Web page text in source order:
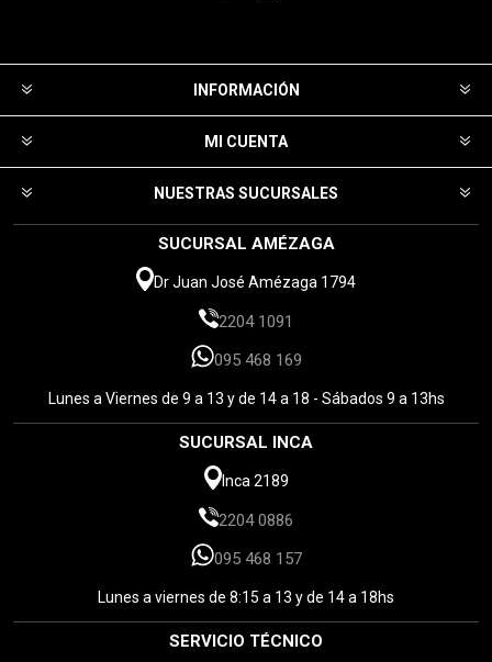
INFORMACIÓN
MI CUENTA
NUESTRAS SUCURSALES
SUCURSAL AMÉZAGA
Dr Juan José Amézaga 1794
2204 1091
095 468 169
Lunes a Viernes de 9 a 13 y de 14 a 18 - Sábados 9 a 13hs
SUCURSAL INCA
Inca 2189
2204 0886
095 468 157
Lunes a viernes de 8:15 a 13 y de 14 a 18hs
SERVICIO TÉCNICO